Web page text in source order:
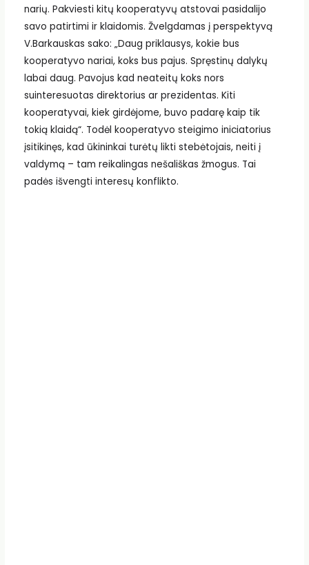
narių. Pakviesti kitų kooperatyvų atstovai pasidalijo
savo patirtimi ir klaidomis. Žvelgdamas į perspektyvą
V.Barkauskas sako: „Daug priklausys, kokie bus
kooperatyvo nariai, koks bus pajus. Spręstinų dalykų
labai daug. Pavojus kad neateitų koks nors
suinteresuotas direktorius ar prezidentas. Kiti
kooperatyvai, kiek girdėjome, buvo padarę kaip tik
tokią klaidą“. Todėl kooperatyvo steigimo iniciatorius
įsitikinęs, kad ūkininkai turėtų likti stebėtojais, neiti į
valdymą – tam reikalingas nešališkas žmogus. Tai
padės išvengti interesų konflikto.